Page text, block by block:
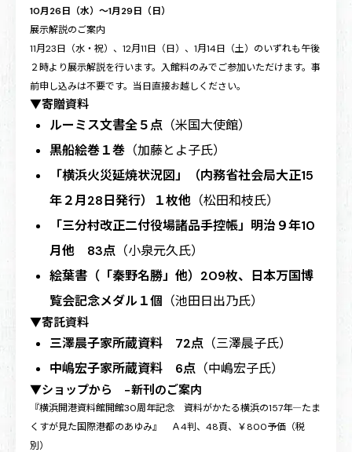
10月26日（水）〜1月29日（日）
展示解説のご案内
11月23日（水・祝）、12月11日（日）、1月14日（土）のいずれも午後
２時より展示解説を行います。入館料のみでご参加いただけます。事
前申し込みは不要です。当日直接お越しください。
▼寄贈資料
ルーミス文書全５点（米国大使館）
黒船絵巻１巻（加藤とよ子氏）
「横浜火災延焼状況図」（内務省社会局大正15
年２月28日発行）１枚他（松田和枝氏）
「三分村改正二付役場諸品手控帳」明治９年10
月他 83点（小泉元久氏）
絵葉書（「秦野名勝」他）209枚、日本万国博
覧会記念メダル１個 （池田日出乃氏）
▼寄託資料
三澤晨子家所蔵資料 72点（三澤晨子氏）
中嶋宏子家所蔵資料 6点（中嶋宏子氏）
▼ショップから −新刊のご案内
『横浜開港資料館開館30周年記念 資料がかたる横浜の157年―たま
くすが見た国際港都のあゆみ』 Ａ4判、48頁、￥800予価（税
別）